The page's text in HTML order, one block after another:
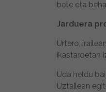
bete eta
Jarduera
Urtero,
ikastaroetan
Uda heldu
Uztailean